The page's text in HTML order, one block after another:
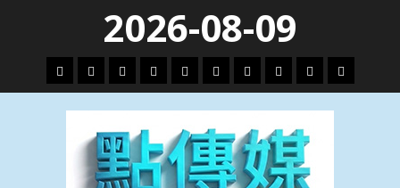
content
2026-08-09
頭
條
財
經
地
方.
會
文
教.
技
專
題
娛
樂
劇
政
治
國
際
運
動
生
活